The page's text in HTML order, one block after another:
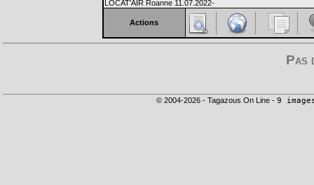
LOCAT'AIR Roanne 11.07.2022-
Actions
Pas
© 2004-2026 - Tagazous On Line - 9